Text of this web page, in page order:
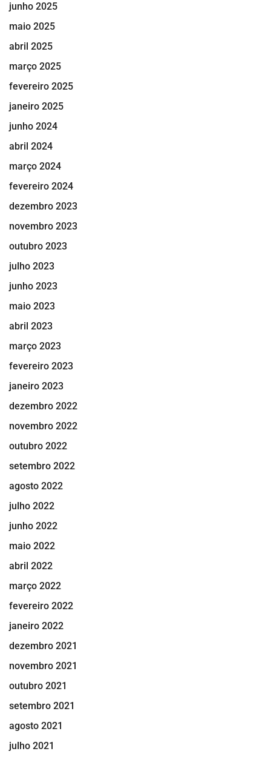
junho 2025
maio 2025
abril 2025
março 2025
fevereiro 2025
janeiro 2025
junho 2024
abril 2024
março 2024
fevereiro 2024
dezembro 2023
novembro 2023
outubro 2023
julho 2023
junho 2023
maio 2023
abril 2023
março 2023
fevereiro 2023
janeiro 2023
dezembro 2022
novembro 2022
outubro 2022
setembro 2022
agosto 2022
julho 2022
junho 2022
maio 2022
abril 2022
março 2022
fevereiro 2022
janeiro 2022
dezembro 2021
novembro 2021
outubro 2021
setembro 2021
agosto 2021
julho 2021